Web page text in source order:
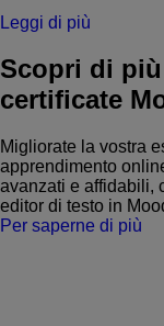
Leggi di più
Scopri di
certificate
Migliorate la vostra
apprendimento
avanzati e affidabili,
editor di testo in
Per saperne di più